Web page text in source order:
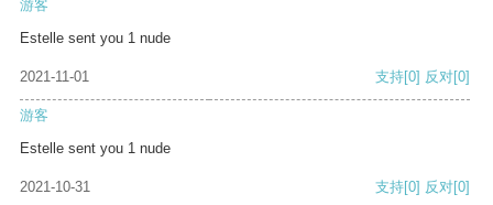
游客
Estelle sent you 1 nude
2021-11-01 支持[0] 反对[0]
游客
Estelle sent you 1 nude
2021-10-31 支持[0] 反对[0]